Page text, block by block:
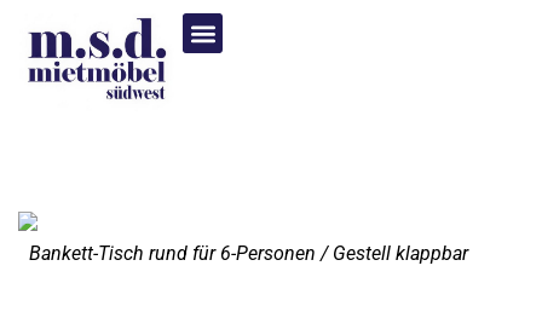
Bankett-Tisch rund für 6-Personen / Gestell klappbar